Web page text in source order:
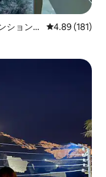
ション・
レビュー181
4.89 (181)